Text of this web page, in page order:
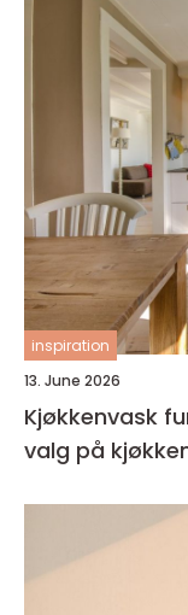
inspiration
13. June 2026
Kjøkkenvask funksjon, design og praktiske
valg på